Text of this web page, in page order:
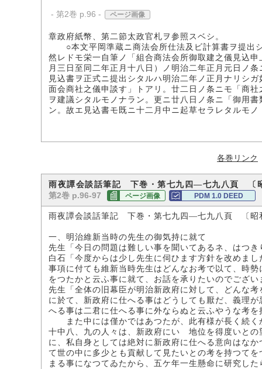
- 第2巻 p.96 - ページ画像
章政府紙幣、第二節太政官札ヲ参照スベシ。
○本文平岡準蔵ニ商法会所仕法及ビ計算書ヲ提出
然レドモ栄一自筆ノ「組合商法会所御取建之儀見込
月三日至同二年正月十八日）ノ明治二年正月元日ノ
見込書ヲ正式ニ提出シタルハ明治二年ノ正月ナリシ
面会商社之儀申談す」トアリ。廿二日ノ条ニモ「商
ヲ建議シタルモノナラン。更ニ廿八日ノ条ニ「御用
ン。故エ見込書モ既ニ十二月中ニ起草セラレタルモノ
各巻リンク
雨夜譚会談話筆記 下巻・第七九四―七九八頁 〔
第2巻 p.96-97 ページ画像 PDM 1.0 DEED
雨夜譚会談話筆記 下巻・第七九四―七九八頁 〔昭
一、明治維新当時の先生の御気持に就て
先生「今日の問題は難しい事を聞いてあるネ、はつ
白石「今度からは少し先生に伺ひます方針を改めま
事項に付ても維新当時先生はどんなお考で以て、時
をつたかと云ふ事に就て、お話を承りたいのでござい
先生「全体の旧幕臣が明治新政府に対して、どんな
に於て、新政府に仕へる事はどうしても厭だ、義理
へる事は二君に仕へる事に外ならぬと云ふやうな考
また中には僅かではあつたが、此有様が長く続く
十中八、九の人々は、新政府にいゝ地位を得度いと
に、私自身としては絶対に新政府に仕へる意向はな
て世の中に多少とも貢献して見たいとの考を持つて
まる事になつてゐたから、五ケ年一生懸命に研究し